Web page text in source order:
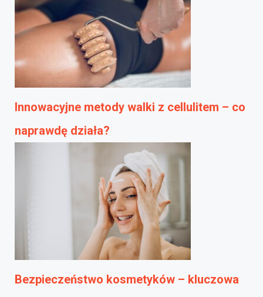
Innowacyjne metody walki z cellulitem – co
naprawdę działa?
Bezpieczeństwo kosmetyków – kluczowa